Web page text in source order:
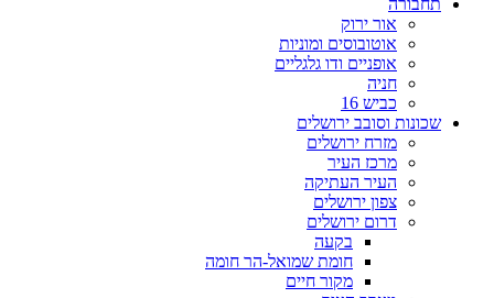
תחבורה
אור ירוק
אוטובוסים ומוניות
אופניים ודו גלגליים
חניה
כביש 16
שכונות וסובב ירושלים
מזרח ירושלים
מרכז העיר
העיר העתיקה
צפון ירושלים
דרום ירושלים
בקעה
חומת שמואל-הר חומה
מקור חיים